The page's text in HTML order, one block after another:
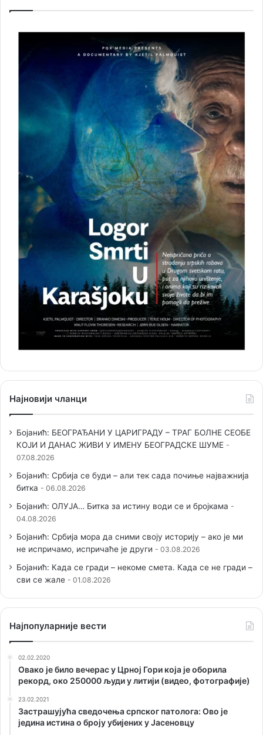
Најновији чланци
Бојанић: БЕОГРАЂАНИ У ЦАРИГРАДУ – ТРАГ БОЛНЕ СЕОБЕ
КОЈИ И ДАНАС ЖИВИ У ИМЕНУ БЕОГРАДСКЕ ШУМЕ
07.08.2026
Бојанић: Србија се буди – али тек сада почиње најважнија
битка
06.08.2026
Бојанић: ОЛУЈА… Битка за истину води се и бројкама
04.08.2026
Бојанић: Србија мора да сними своју историју – ако је ми
не испричамо, испричаће је други
03.08.2026
Бојанић: Када се гради – некоме смета. Када се не гради –
сви се жале
01.08.2026
Наjпопуларније вести
02.02.2020
Овако је било вечерас у Црној Гори која је оборила
рекорд, око 250000 људи у литији (видео, фотографије)
23.02.2021
Застрашујућа сведочења српског патолога: Ово је
једина истина о броју убијених у Јасеновцу